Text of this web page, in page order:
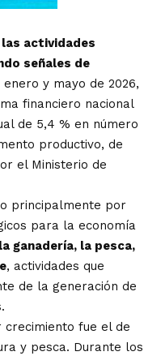
actividades
señales de
y mayo de 2026,
financiero nacional
de 5,4 % en número
productivo, de
el Ministerio de
principalmente por
para la economía
ganadería, la pesca,
, actividades que
de la generación de
fue el de
y pesca. Durante los